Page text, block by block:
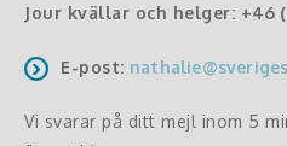
Jour kvällar och helger: +46
E-post:
Vi svarar på ditt mejl inom 5